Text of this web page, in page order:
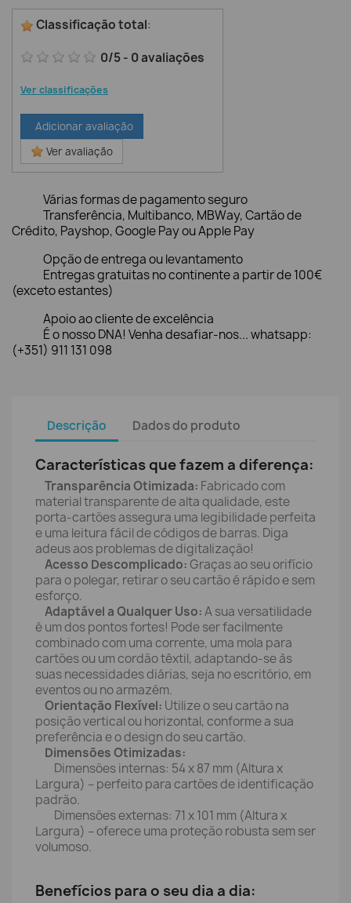
Classificação total:
0/5- 0avaliações
Ver classificações
Adicionar avaliação
Ver avaliação
Várias formas de pagamento seguro
Transferência, Multibanco, MBWay, Cartão de
Crédito, Payshop, Google Pay ou Apple Pay
Opção de entrega ou levantamento
Entregas gratuitas no continente a partir de 100€
(exceto estantes)
Apoio ao cliente de excelência
É o nosso DNA! Venha desafiar-nos... whatsapp:
(+351) 911 131 098
Descrição Dados do produto
Características que fazem a diferença:
Transparência Otimizada: Fabricado com
material transparente de alta qualidade, este
porta-cartões assegura uma legibilidade perfeita
e uma leitura fácil de códigos de barras. Diga
adeus aos problemas de digitalização!
Acesso Descomplicado:Graças ao seu orifício
para o polegar, retirar o seu cartão é rápido e sem
esforço.
Adaptável a Qualquer Uso:A sua versatilidade
é um dos pontos fortes! Pode ser facilmente
combinado com uma corrente, uma mola para
cartões ou um cordão têxtil, adaptando-se às
suas necessidades diárias, seja no escritório, em
eventos ou no armazém.
Orientação Flexível: Utilize o seu cartão na
posição vertical ou horizontal, conforme a sua
preferência e o design do seu cartão.
Dimensões Otimizadas:
Dimensões internas: 54 x 87 mm (Altura x
Largura) – perfeito para cartões de identificação
padrão.
Dimensões externas: 71 x 101 mm (Altura x
Largura) – oferece uma proteção robusta sem ser
volumoso.
Benefícios para o seu dia a dia: